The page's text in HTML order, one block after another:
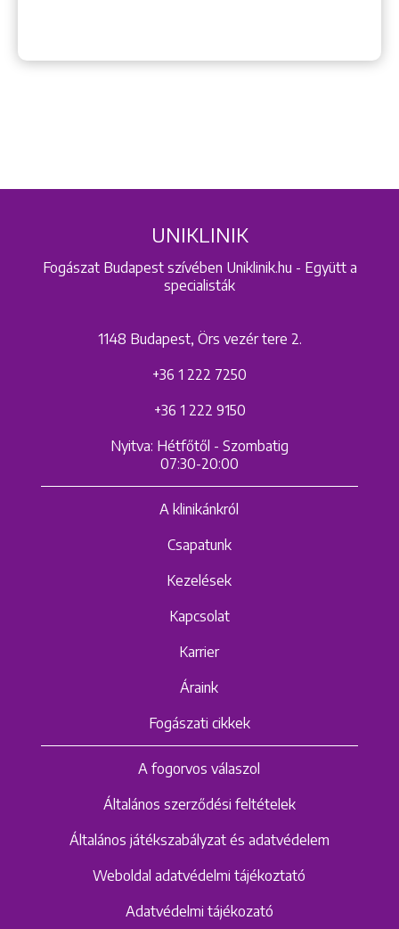
UNIKLINIK
Fogászat Budapest szívében Uniklinik.hu - Együtt a
specialisták
1148 Budapest, Örs vezér tere 2.
+36 1 222 7250
+36 1 222 9150
Nyitva: Hétfőtől - Szombatig
07:30-20:00
A klinikánkról
Csapatunk
Kezelések
Kapcsolat
Karrier
Áraink
Fogászati cikkek
A fogorvos válaszol
Általános szerződési feltételek
Általános játékszabályzat és adatvédelem
Weboldal adatvédelmi tájékoztató
Adatvédelmi tájékozató